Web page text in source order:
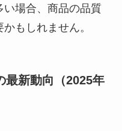
い場合、商品の品質
もしれません。
最新動向（2025年